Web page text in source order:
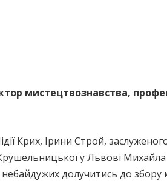
мистецтвознавства,
Крих, Ірини Строй,
у Львові
долучитись до збору